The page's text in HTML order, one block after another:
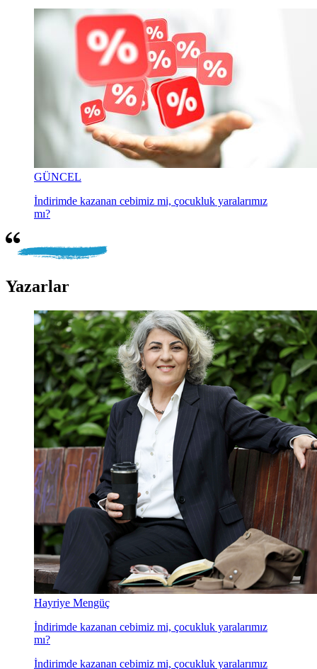
GÜNCEL
İndirimde kazanan cebimiz mi, çocukluk yaralarımız
mı?
Yazarlar
Hayriye Mengüç
İndirimde kazanan cebimiz mi, çocukluk yaralarımız
mı?
İndirimde kazanan cebimiz mi, çocukluk yaralarımız